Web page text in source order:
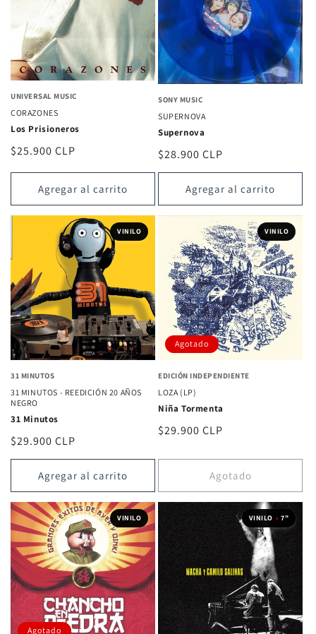
UNIVERSAL MUSIC
CORAZONES
Los Prisioneros
Precio
$25.900 CLP
Agregar al carrito
SONY MUSIC
SUPERNOVA
Supernova
Precio
habitual
$28.900 CLP
Agregar al carrito
VINILO
31 MINUTOS
31 MINUTOS - REEDICIÓN 20 AÑOS
NEGRO
31 Minutos
Precio
habitual
$29.900 CLP
Agregar al carrito
VINILO
Agotado
EDICIÓN INDEPENDIENTE
LOZA (LP)
Niña Tormenta
Precio
$29.900 CLP
Agotado
VINILO
Agotado
VINILO • 7"